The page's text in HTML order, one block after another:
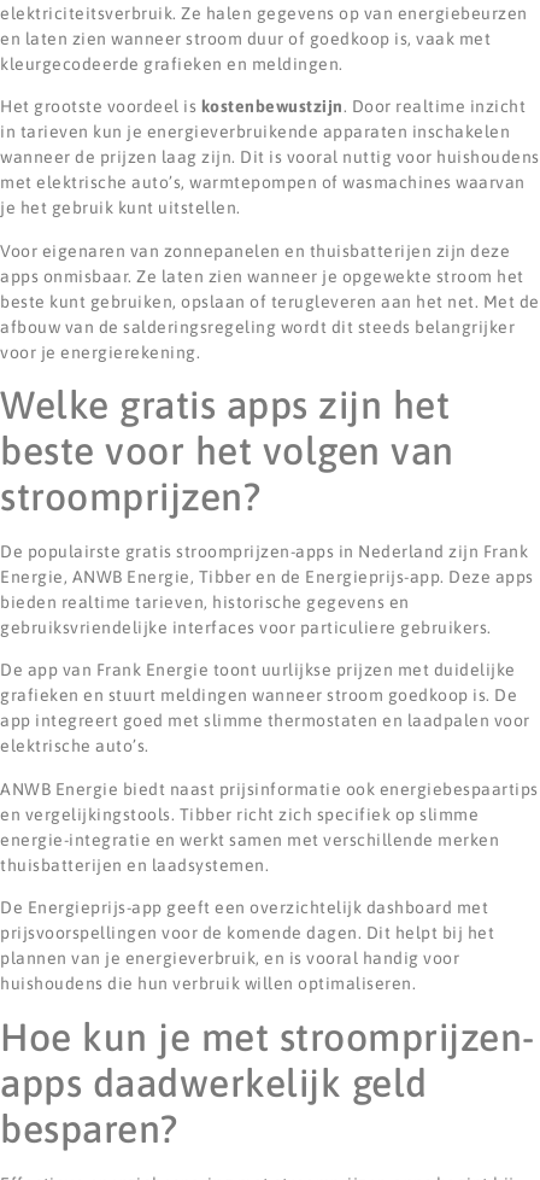
elektriciteitsverbruik. Ze halen gegevens op van energiebeurzen
en laten zien wanneer stroom duur of goedkoop is, vaak met
kleurgecodeerde grafieken en meldingen.
Het grootste voordeel is kostenbewustzijn. Door realtime inzicht
in tarieven kun je energieverbruikende apparaten inschakelen
wanneer de prijzen laag zijn. Dit is vooral nuttig voor huishoudens
met elektrische auto’s, warmtepompen of wasmachines waarvan
je het gebruik kunt uitstellen.
Voor eigenaren van zonnepanelen en thuisbatterijen zijn deze
apps onmisbaar. Ze laten zien wanneer je opgewekte stroom het
beste kunt gebruiken, opslaan of terugleveren aan het net. Met de
afbouw van de salderingsregeling wordt dit steeds belangrijker
voor je energierekening.
Welke gratis apps zijn het
beste voor het volgen van
stroomprijzen?
De populairste gratis stroomprijzen-apps in Nederland zijn Frank
Energie, ANWB Energie, Tibber en de Energieprijs-app. Deze apps
bieden realtime tarieven, historische gegevens en
gebruiksvriendelijke interfaces voor particuliere gebruikers.
De app van Frank Energie toont uurlijkse prijzen met duidelijke
grafieken en stuurt meldingen wanneer stroom goedkoop is. De
app integreert goed met slimme thermostaten en laadpalen voor
elektrische auto’s.
ANWB Energie biedt naast prijsinformatie ook energiebespaartips
en vergelijkingstools. Tibber richt zich specifiek op slimme
energie-integratie en werkt samen met verschillende merken
thuisbatterijen en laadsystemen.
De Energieprijs-app geeft een overzichtelijk dashboard met
prijsvoorspellingen voor de komende dagen. Dit helpt bij het
plannen van je energieverbruik, en is vooral handig voor
huishoudens die hun verbruik willen optimaliseren.
Hoe kun je met stroomprijzen-
apps daadwerkelijk geld
besparen?